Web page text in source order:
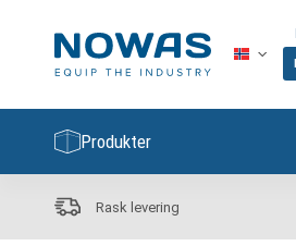
Produkter
Rask levering